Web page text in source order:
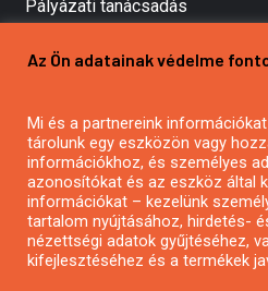
Pályázati tanácsadás
Mezőgazdasági pályázatírás
Pályázatírás civil
Pályázatírás
Pályázatfigyelés
Specifikus pályázatfigyelés
Az Ön adatainak védelme
Mi és a partnereink
tárolunk egy eszközön vagy
információkhoz, és személyes
azonosítókat és az eszköz által
információkat – kezelünk
tartalom nyújtásához, hirdetés-
nézettségi adatok gyűjtéséhez,
kifejlesztéséhez és a termékek